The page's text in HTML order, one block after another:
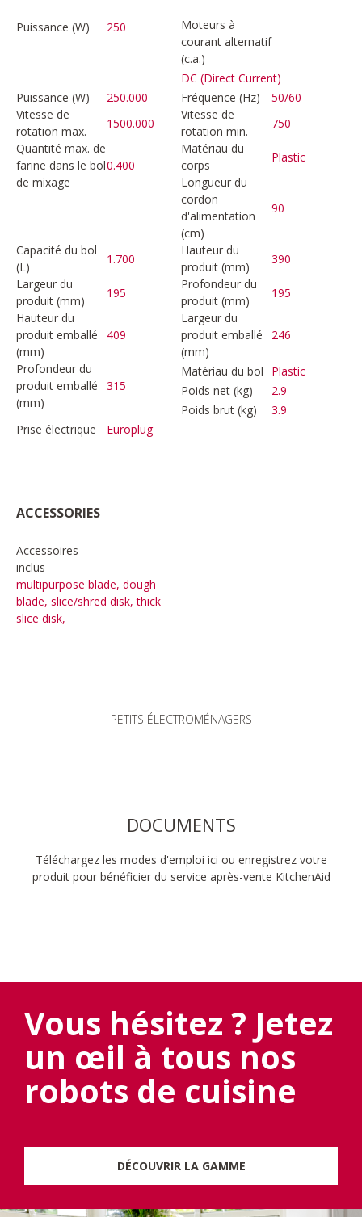
Puissance (W) 250
Moteurs à
courant alternatif
(c.a.)
DC (Direct Current)
Puissance (W)
250.000 Fréquence (Hz)
50/60
Vitesse de
rotation max.
1500.000
Vitesse de
rotation min.
750
Quantité max. de
farine dans le bol
de mixage
0.400
Matériau du
corps
Plastic
Longueur du
cordon
d'alimentation
(cm)
90
Capacité du bol
(L)
1.700
Hauteur du
produit (mm)
390
Largeur du
produit (mm)
195
Profondeur du
produit (mm)
195
Hauteur du
produit emballé
(mm)
409
Largeur du
produit emballé
(mm)
246
Profondeur du
produit emballé
(mm)
315
Matériau du bol
Plastic
Poids net (kg)
2.9
Poids brut (kg)
3.9
Prise électrique
Europlug
ACCESSORIES
Accessoires
inclus
multipurpose blade, dough
blade, slice/shred disk, thick
slice disk,
PETITS ÉLECTROMÉNAGERS
DOCUMENTS
Téléchargez les modes d'emploi ici ou enregistrez votre
produit pour bénéficier du service après-vente KitchenAid
Vous hésitez ? Jetez
un œil à tous nos
robots de cuisine
DÉCOUVRIR LA GAMME